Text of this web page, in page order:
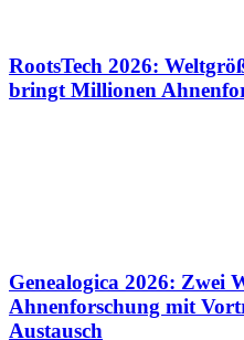
RootsTech 2026:
bringt Millionen
Genealogica 2026: Zwei
Ahnenforschung mit
Austausch